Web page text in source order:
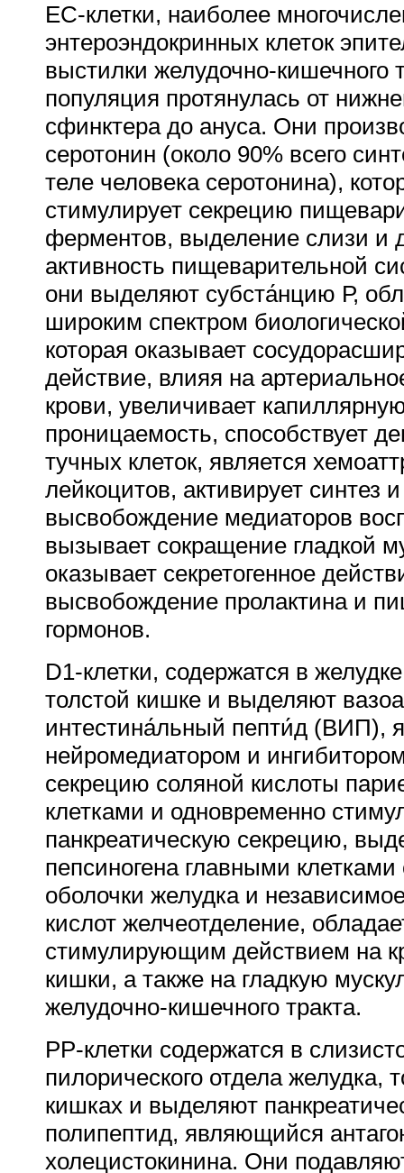
EC-клетки, наиболее
энтероэндокринных клеток
выстилки желудочно-кишечного
популяция протянулась от
сфинктера до ануса. Они
серотонин (около 90% всего
теле человека серотонина),
стимулирует секрецию
ферментов, выделение слизи и
активность пищеварительной
они выделяют субста́нцию Р,
широким спектром
которая оказывает
действие, влияя на
крови, увеличивает
проницаемость, способствует
тучных клеток, является
лейкоцитов, активирует синтез и
высвобождение медиаторов
вызывает сокращение гладкой
оказывает секретогенное
высвобождение пролактина и
гормонов.
D1-клетки, содержатся в
толстой кишке и выделяют
интестина́льный пепти́д (ВИП),
нейромедиатором и
секрецию соляной кислоты
клетками и одновременно
панкреатическую секрецию,
пепсиногена главными клетками
оболочки желудка и
кислот желчеотделение,
стимулирующим действием на
кишки, а также на гладкую
желудочно-кишечного тракта.
РР-клетки содержатся в
пилорического отдела желудка,
кишках и выделяют
полипептид, являющийся
холецистокинина. Они